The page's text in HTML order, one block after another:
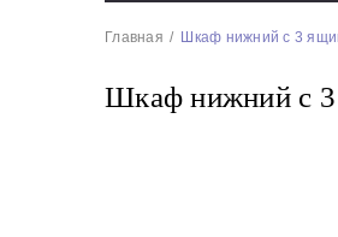
Главная Шкаф нижний с 3
Шкаф нижний с